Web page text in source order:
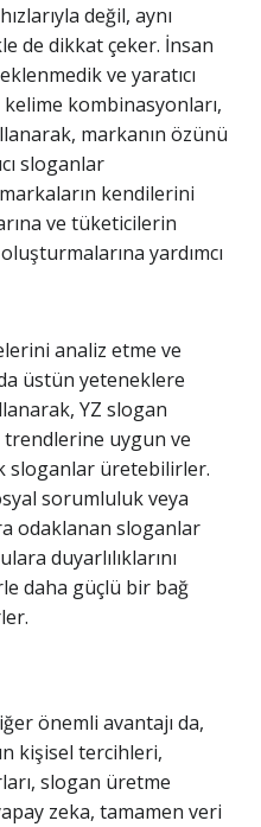
değil, aynı
de dikkat çeker. İnsan
ve yaratıcı
kombinasyonları,
markanın özünü
sloganlar
kendilerini
ve tüketicilerin
yardımcı
analiz etme ve
üstün yeteneklere
YZ slogan
uygun ve
sloganlar üretebilirler.
sorumluluk veya
odaklanan sloganlar
duyarlılıklarını
daha güçlü bir bağ
önemli avantajı da,
kişisel tercihleri,
slogan üretme
zeka, tamamen veri